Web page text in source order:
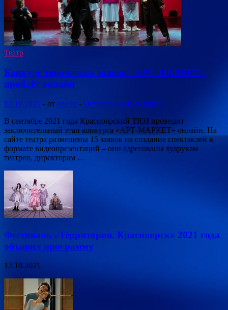
Театр
Конкурс творческих заявок «АРТ-МАРКЕТ»
пройдёт онлайн
12.10.2021 - от admin - Оставьте комментарий
В сентябре 2021 года Красноярский ТЮЗ проводит
заключительный этап конкурса «АРТ-МАРКЕТ» онлайн. На
сайте театра размещены 15 заявок на создание спектаклей в
формате видеопрезентаций – они адресованы худрукам
театров, директорам …
Фестиваль «Территория. Красноярск» 2021 года
объявил программу
12.10.2021